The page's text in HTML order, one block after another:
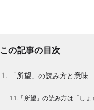
この記事の目次
「所望」の読み方と意味
「所望」の読み方は「しょ